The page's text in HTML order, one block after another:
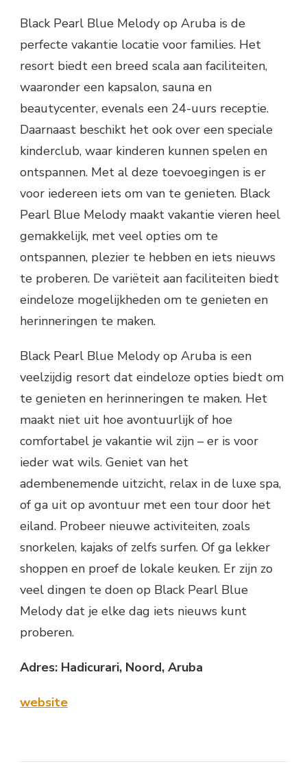
Black Pearl Blue Melody op Aruba is de
perfecte vakantie locatie voor families. Het
resort biedt een breed scala aan faciliteiten,
waaronder een kapsalon, sauna en
beautycenter, evenals een 24-uurs receptie.
Daarnaast beschikt het ook over een speciale
kinderclub, waar kinderen kunnen spelen en
ontspannen. Met al deze toevoegingen is er
voor iedereen iets om van te genieten. Black
Pearl Blue Melody maakt vakantie vieren heel
gemakkelijk, met veel opties om te
ontspannen, plezier te hebben en iets nieuws
te proberen. De variëteit aan faciliteiten biedt
eindeloze mogelijkheden om te genieten en
herinneringen te maken.
Black Pearl Blue Melody op Aruba is een
veelzijdig resort dat eindeloze opties biedt om
te genieten en herinneringen te maken. Het
maakt niet uit hoe avontuurlijk of hoe
comfortabel je vakantie wil zijn – er is voor
ieder wat wils. Geniet van het
adembenemende uitzicht, relax in de luxe spa,
of ga uit op avontuur met een tour door het
eiland. Probeer nieuwe activiteiten, zoals
snorkelen, kajaks of zelfs surfen. Of ga lekker
shoppen en proef de lokale keuken. Er zijn zo
veel dingen te doen op Black Pearl Blue
Melody dat je elke dag iets nieuws kunt
proberen.
Adres: Hadicurari, Noord, Aruba
website